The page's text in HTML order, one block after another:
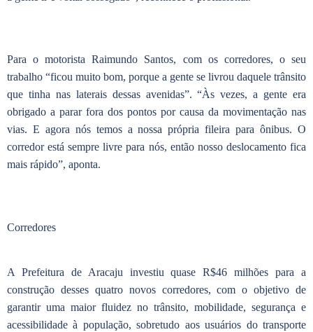
Para o motorista Raimundo Santos, com os corredores, o seu
trabalho “ficou muito bom, porque a gente se livrou daquele trânsito
que tinha nas laterais dessas avenidas”. “Às vezes, a gente era
obrigado a parar fora dos pontos por causa da movimentação nas
vias. E agora nós temos a nossa própria fileira para ônibus. O
corredor está sempre livre para nós, então nosso deslocamento fica
mais rápido”, aponta.
Corredores
A Prefeitura de Aracaju investiu quase R$46 milhões para a
construção desses quatro novos corredores, com o objetivo de
garantir uma maior fluidez no trânsito, mobilidade, segurança e
acessibilidade à população, sobretudo aos usuários do transporte